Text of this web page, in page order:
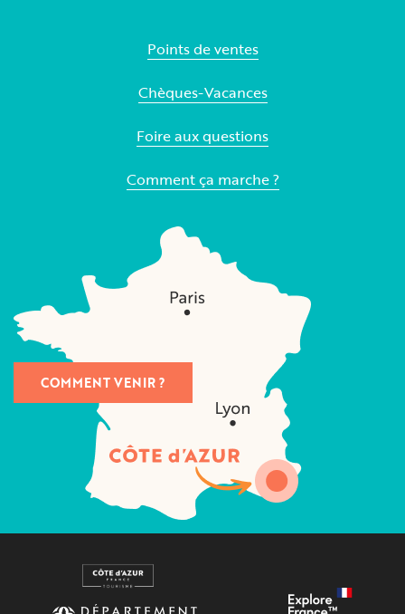
Points de ventes
Chèques-Vacances
Foire aux questions
Comment ça marche ?
COMMENT VENIR ?